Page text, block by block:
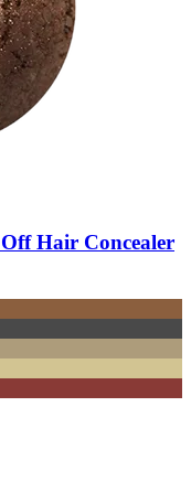
Hair Concealer